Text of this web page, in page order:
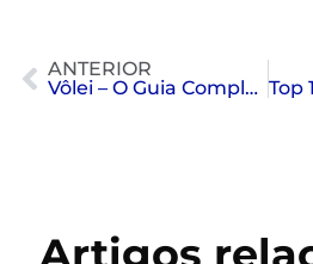
ANTERIOR
Vôlei – O Guia Completo
Artigos